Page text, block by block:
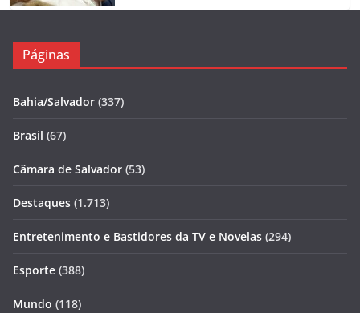
Páginas
Bahia/Salvador (337)
Brasil (67)
Câmara de Salvador (53)
Destaques (1.713)
Entretenimento e Bastidores da TV e Novelas (294)
Esporte (388)
Mundo (118)